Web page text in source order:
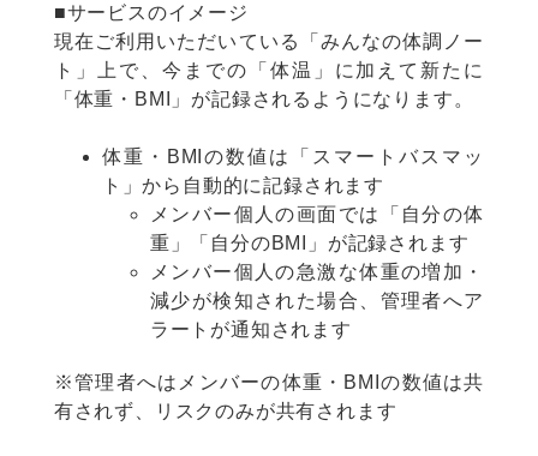
■サービスのイメージ
現在ご利用いただいている「みんなの体調ノー
ト」上で、今までの「体温」に加えて新たに
「体重・BMI」が記録されるようになります。
体重・BMIの数値は「スマートバスマッ
ト」から自動的に記録されます
メンバー個人の画面では「自分の体
重」「自分のBMI」が記録されます
メンバー個人の急激な体重の増加・
減少が検知された場合、管理者へア
ラートが通知されます
※管理者へはメンバーの体重・BMIの数値は共
有されず、リスクのみが共有されます